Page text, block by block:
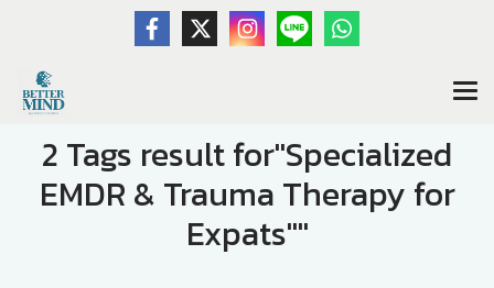
2 Tags result for"Specialized
EMDR & Trauma Therapy for
Expats""